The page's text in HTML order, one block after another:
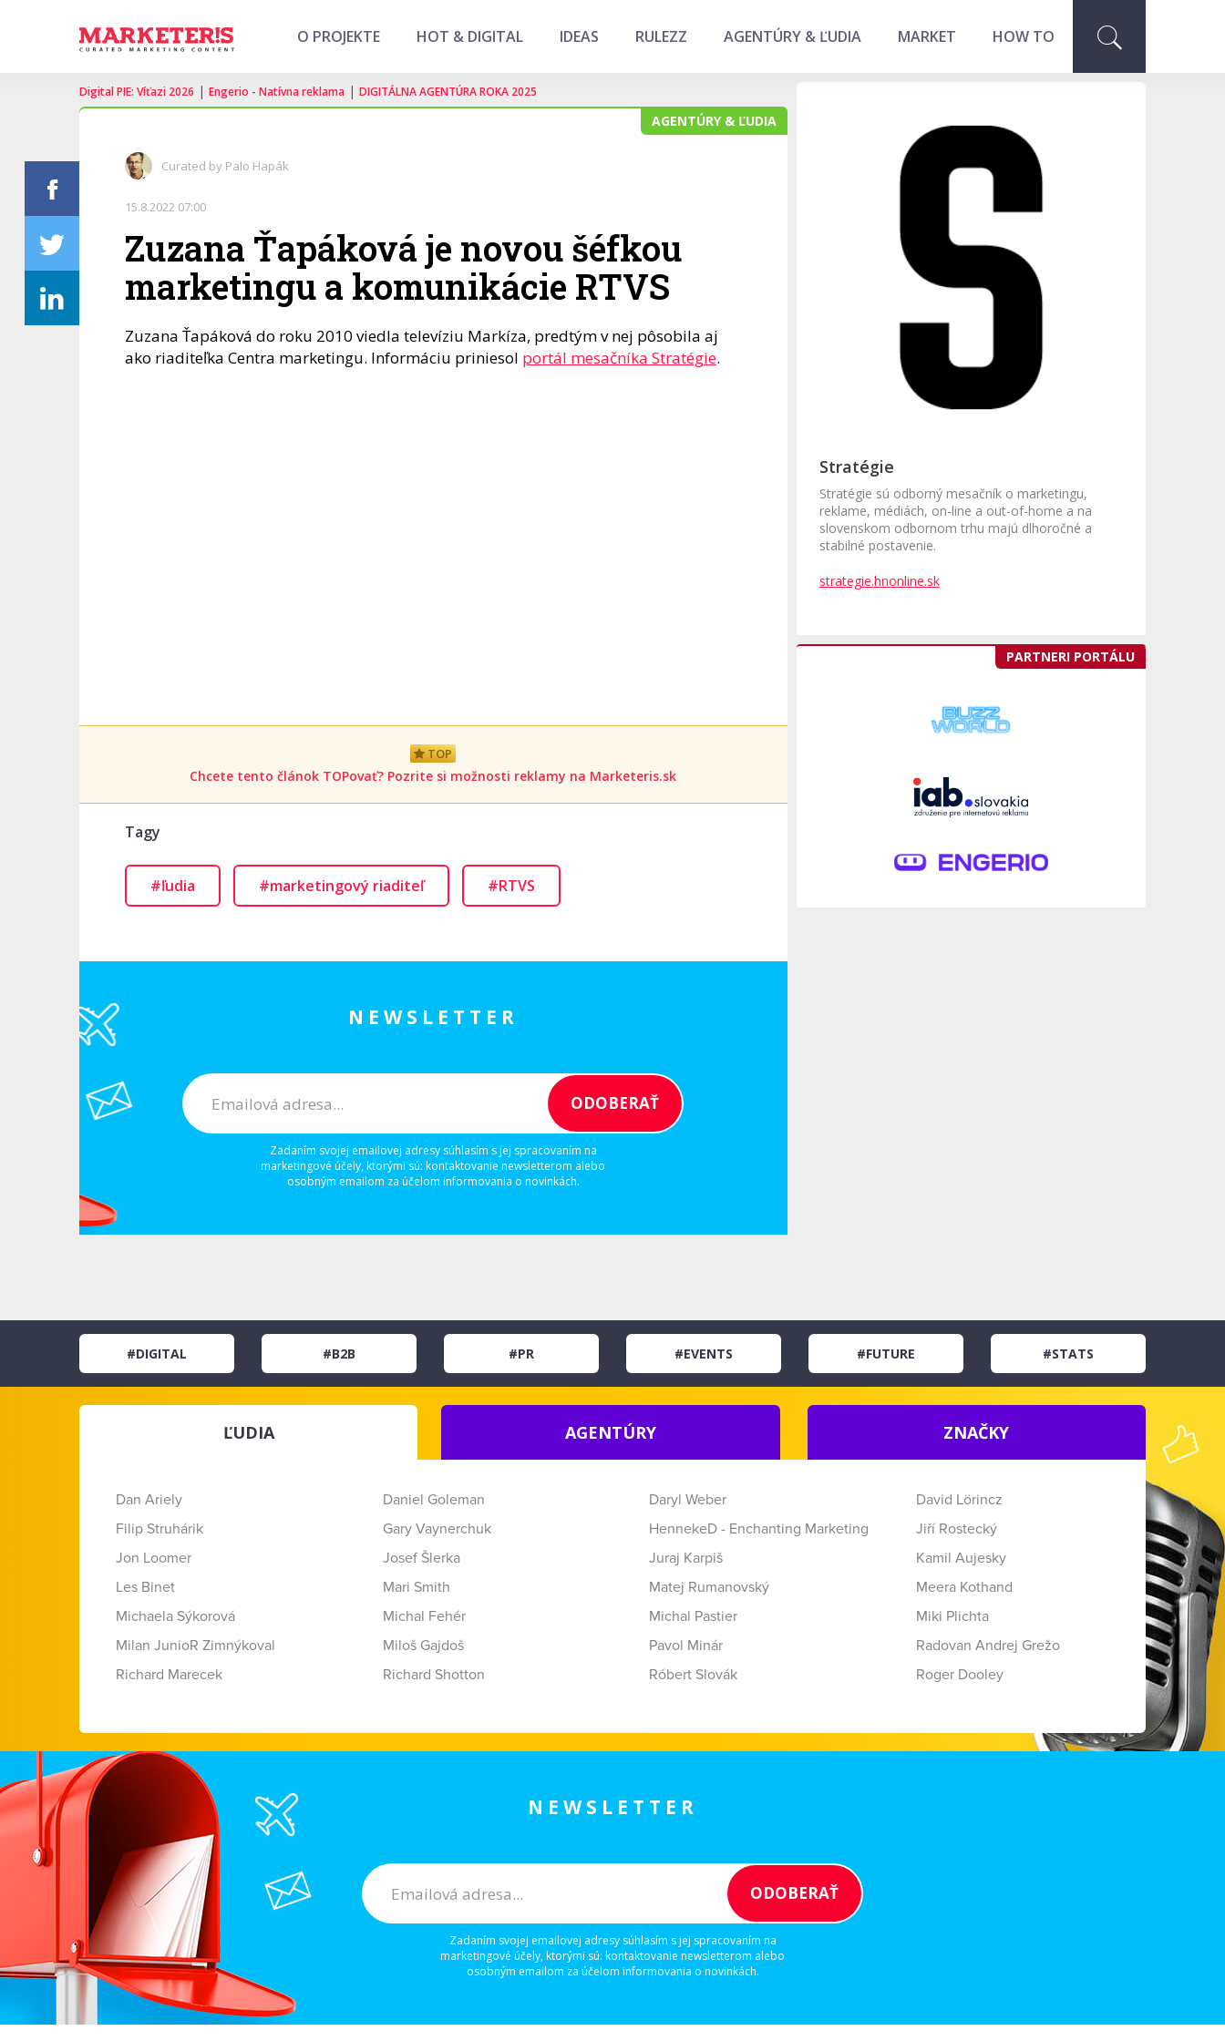
O PROJEKTE HOT & DIGITAL IDEAS RULEZZ AGENTÚRY & ĽUDIA MARKET HOW TO
Digital PIE: Víťazi 2026 | Engerio - Natívna reklama | DIGITÁLNA AGENTÚRA ROKA 2025
AGENTÚRY & ĽUDIA
Curated by Palo Hapák
15.8.2022 07:00
Zuzana Ťapáková je novou šéfkou
marketingu a komunikácie RTVS
Zuzana Ťapáková do roku 2010 viedla televíziu Markíza, predtým v nej pôsobila aj
ako riaditeľka Centra marketingu. Informáciu priniesol portál mesačníka Stratégie.
TOP
Chcete tento článok TOPovať? Pozrite si možnosti reklamy na Marketeris.sk
Tagy
#ľudia #marketingový riaditeľ #RTVS
NEWSLETTER
Zadaním svojej emailovej adresy súhlasím s jej spracovaním na
marketingové účely, ktorými sú: kontaktovanie newsletterom alebo
osobným emailom za účelom informovania o novinkách.
Stratégie
Stratégie sú odborný mesačník o marketingu,
reklame, médiách, on-line a out-of-home a na
slovenskom odbornom trhu majú dlhoročné a
stabilné postavenie.
strategie.hnonline.sk
PARTNERI PORTÁLU
#DIGITAL #B2B #PR #EVENTS #FUTURE #STATS
ĽUDIA AGENTÚRY ZNAČKY
Dan Ariely Daniel Goleman Daryl Weber
David Lörincz
Filip Struhárik
Gary Vaynerchuk HennekeD - Enchanting Marketing
Jiří Rostecký
Jon Loomer
Josef Šlerka Juraj Karpiš
Kamil Aujesky
Les Binet
Mari Smith Matej Rumanovský
Meera Kothand
Michaela Sýkorová
Michal Fehér Michal Pastier
Miki Plichta
Milan JunioR Zimnýkoval
Miloš Gajdoš Pavol Minár
Radovan Andrej Grežo
Richard Marecek
Richard Shotton Róbert Slovák Roger Dooley
NEWSLETTER
Zadaním svojej emailovej adresy súhlasím s jej spracovaním na
marketingové účely, ktorými sú: kontaktovanie newsletterom alebo
osobným emailom za účelom informovania o novinkách.